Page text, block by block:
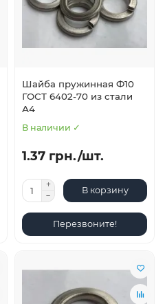
Шайба пружинная Ф10
ГОСТ 6402-70 из стали
А4
В наличии ✓
1.37 грн./шт.
В корзину
Перезвоните!